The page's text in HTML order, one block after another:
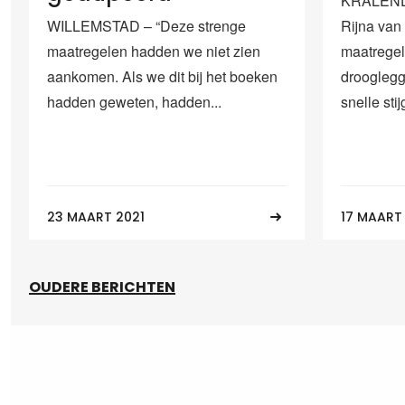
WILLEMSTAD – “Deze strenge
maatregelen hadden we niet zien
aankomen. Als we dit bij het boeken
hadden geweten, hadden...
23 MAART 2021
Rijna
snelle
17
OUDERE BERICHTEN